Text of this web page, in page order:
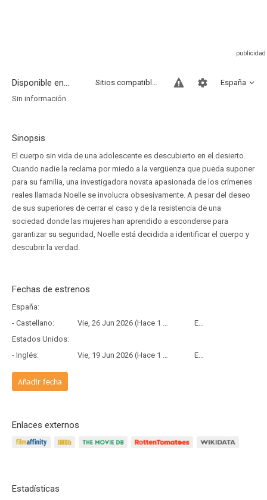
Disponible en... España
Sitios compatibles
Sin información
Sinopsis
El cuerpo sin vida de una adolescente es descubierto en el desierto.
Cuando nadie la reclama por miedo a la vergüenza que pueda suponer
para su familia, una investigadora novata apasionada de los crímenes
reales llamada Noelle se involucra obsesivamente. A pesar del deseo
de sus superiores de cerrar el caso y de la resistencia de una
sociedad donde las mujeres han aprendido a esconderse para
garantizar su seguridad, Noelle está decidida a identificar el cuerpo y
descubrir la verdad.
Fechas de estrenos
España:
- Castellano:
Vie, 26 Jun 2026 (Hace 1 mes y 10 días)
Estreno
Estados Unidos:
- Inglés:
Vie, 19 Jun 2026 (Hace 1 mes y 17 días) Estreno
Añadir fecha
Enlaces externos
Estadísticas